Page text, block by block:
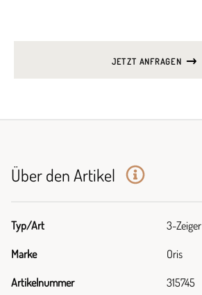
JETZT ANFRAGEN
Über den Artikel
Typ/Art 3-Zeiger
Marke Oris
Artikelnummer 315745